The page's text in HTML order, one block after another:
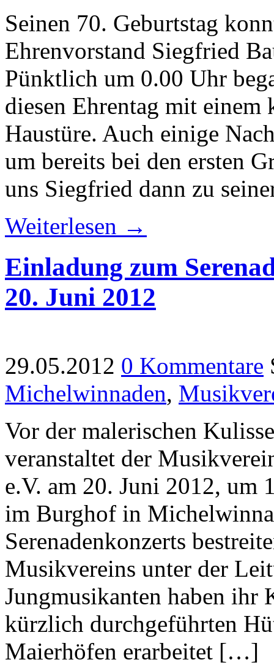
Seinen 70. Geburtstag
Ehrenvorstand Siegfried
Pünktlich um 0.00 Uhr
diesen Ehrentag mit einem
Haustüre. Auch einige
um bereits bei den ersten
uns Siegfried dann zu
Weiterlesen →
Einladung zum
20. Juni 2012
29.05.2012 0 Kommentare
Michelwinnaden,
Vor der malerischen
veranstaltet der
e.V. am 20. Juni 2012, um
im Burghof in
Serenadenkonzerts
Musikvereins unter der
Jungmusikanten haben ihr
kürzlich durchgeführten
Maierhöfen erarbeitet […]